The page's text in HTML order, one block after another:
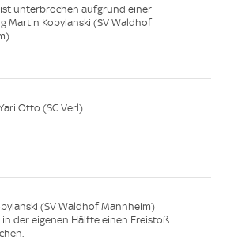
ist unterbrochen aufgrund einer
Martin Kobylanski (SV Waldhof
Otto (SC Verl).
(SV Waldhof Mannheim)
der eigenen Hälfte einen Freistoß